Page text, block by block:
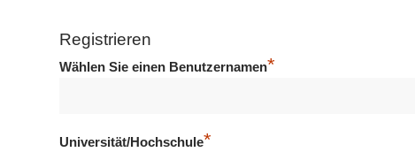
Registrieren
Wählen Sie einen Benutzernamen*
Universität/Hochschule*